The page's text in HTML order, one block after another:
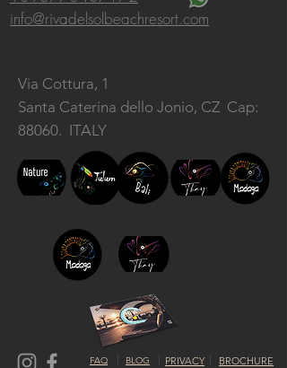
info@rivadelsolbeachresort.com
Via Cottura, 1
Santa Caterina dello Jonio, CZ Cap:
88060. ITALY
FAQ BLOG PRIVACY BROCHURE